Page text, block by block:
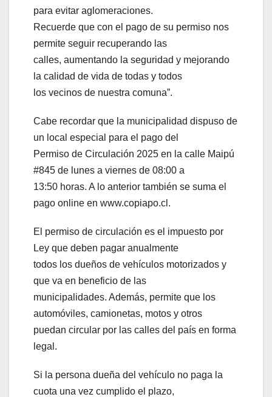
para evitar aglomeraciones.
Recuerde que con el pago de su permiso nos
permite seguir recuperando las
calles, aumentando la seguridad y mejorando
la calidad de vida de todas y todos
los vecinos de nuestra comuna”.
Cabe recordar que la municipalidad dispuso de
un local especial para el pago del
Permiso de Circulación 2025 en la calle Maipú
#845 de lunes a viernes de 08:00 a
13:50 horas. A lo anterior también se suma el
pago online en www.copiapo.cl.
El permiso de circulación es el impuesto por
Ley que deben pagar anualmente
todos los dueños de vehículos motorizados y
que va en beneficio de las
municipalidades. Además, permite que los
automóviles, camionetas, motos y otros
puedan circular por las calles del país en forma
legal.
Si la persona dueña del vehículo no paga la
cuota una vez cumplido el plazo,